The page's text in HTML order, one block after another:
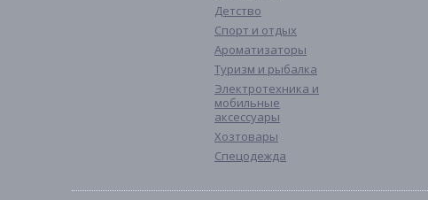
Детство
Спорт и отдых
Ароматизаторы
Туризм и рыбалка
Электротехника и
мобильные
аксессуары
Хозтовары
Спецодежда